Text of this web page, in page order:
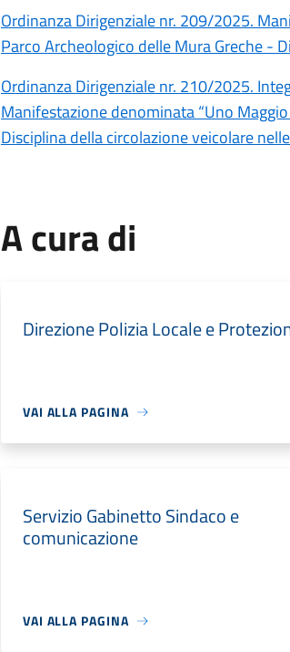
Ordinanza Dirigenziale nr. 209/2025.
Parco Archeologico delle Mura Greche -
Ordinanza Dirigenziale nr. 210/2025.
Manifestazione denominata “Uno
Disciplina della circolazione veicolare
A cura di
Direzione Polizia Locale e
VAI ALLA PAGINA
Servizio Gabinetto Sindaco e
comunicazione
VAI ALLA PAGINA